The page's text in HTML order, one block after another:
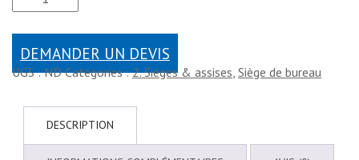
DEMANDER UN DEVIS
UGS :ND Catégories :2. Sièges & assises Siège de bureau
DESCRIPTION